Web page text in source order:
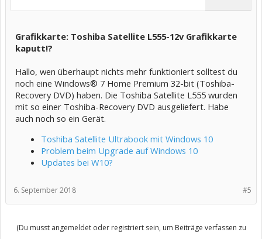
Grafikkarte: Toshiba Satellite L555-12v Grafikkarte
kaputt!?
Hallo, wen überhaupt nichts mehr funktioniert solltest du
noch eine Windows® 7 Home Premium 32-bit (Toshiba-
Recovery DVD) haben. Die Toshiba Satellite L555 wurden
mit so einer Toshiba-Recovery DVD ausgeliefert. Habe
auch noch so ein Gerät.
Toshiba Satellite Ultrabook mit Windows 10
Problem beim Upgrade auf Windows 10
Updates bei W10?
#5
6. September 2018
(Du musst angemeldet oder registriert sein, um Beiträge verfassen zu